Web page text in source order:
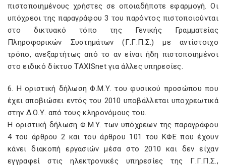
πιστοποιημένους χρήστες σε οποιαδήποτε εφαρμογή. Οι
υπόχρεοι της παραγράφου 3 του παρόντος πιστοποιούνται
στο δικτυακό τόπο της Γενικής Γραμματείας
Πληροφορικών Συστημάτων (Γ.Γ.Π.Σ.) με αντίστοιχο
τρόπο, ανεξαρτήτως από το αν είναι ήδη πιστοποιημένοι
στο ειδικό δίκτυο TAXISnet για άλλες υπηρεσίες.
6. Η οριστική δήλωση Φ.Μ.Υ. του φυσικού προσώπου που
έχει αποβιώσει εντός του 2010 υποβάλλεται υποχρεωτικά
στην Δ.Ο.Υ. από τους κληρονόμους του.
Η οριστική δήλωση Φ.Μ.Υ. των υπόχρεων της παραγράφου
4 του άρθρου 2 και του άρθρου 101 του ΚΦΕ που έχουν
κάνει διακοπή εργασιών μέσα στο 2010 και δεν είχαν
εγγραφεί στις ηλεκτρονικές υπηρεσίες της Γ.Γ.Π.Σ.,